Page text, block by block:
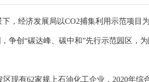
下，经济发展局以CO2捕集利用示范项
争创“碳达峰、碳中和”先行示范园区，
区现有62家规上石油化工企业，2020年综